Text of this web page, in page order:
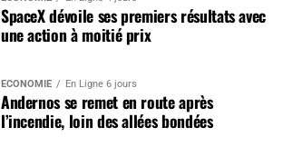
SpaceX dévoile ses premiers résultats avec
une action à moitié prix
ÉCONOMIE En Ligne 6 jours
Andernos se remet en route après
l’incendie, loin des allées bondées